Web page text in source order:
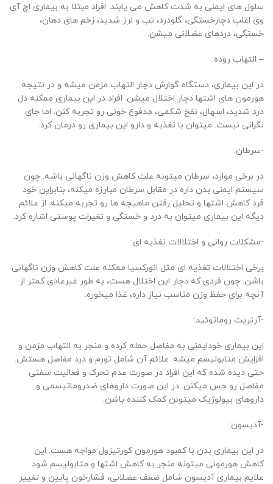
سلول ‌های ایمنی به شدت کاهش می یابند. افراد مبتلا به بیماری اچ آی
وی اغلب دچارخستگی، گلودرد، تب و لرز شدید، زخم ‌های دهان،
خستگی، دردهای عضلانی میشن.
– التهاب روده:
در این بیماری، دستگاه گوارش دچار التهاب مزمن میشه و در نتیجه
هورمون ‌های اشتها دچار اختلال میشن. افراد در این بیماری ممکنه دل
درد شدید، اسهال، نفخ شکمی، مدفوع خونی رو تجربه کنن. اما جای
نگرانی نیست. میتوان با تغذیه و دارو این بیماری رو درمان کرد.
-سرطان:
در برخی موارد، سرطان میتونه علت کاهش وزن ناگهانی باشه. چون
سیستم ایمنی بدن داره در مقابل سرطان مبارزه میکنه، بنابراین خود
فرد کاهش اشتها و تحلیل رفتن ماهیچه ها رو تجربه میکنه. از علائم
دیگه این بیماری میتوان به درد و خستگی و تغیرات پوستی اشاره کرد.
-مشکلات روانی و اختلالات تغذیه ‌ای:
برخی اختلالات تغذیه ‌ای مثل انورکسیا ممکنه علت کاهش وزن ناگهانی
باشن. چون فردی که دچار این اختلال هست، به طور غیرعادی کمتر از
آنچه برای حفظ وزن مناسب نیاز داره، غذا میخوره.
-آرتریت روماتوئید:
این بیماری خودایمنی به مفاصل حمله کرده و منجر به التهاب مزمن و
افزایش متابولیسم میشه. علائم آن شامل تورم و درد مفاصل هستش.
حتی دیده شده که این افراد در صورت عدم تحرک و فعالیت سفتی
مفاصل رو حس میکنن. در این صورت داروهای ضدروماتیسمی و
داروهای بیولوژیک میتونن کمک کننده باشن.
-آدیسون:
در این بیماری بدن با کمبود هورمون کورتیزول مواجه هست. این
کاهش هورمونی میتونه منجر به کاهش اشتها و متابولیسم شود.
علایم بیماری آدیسون شامل ضعف عضلانی، فشارخون پایین و تغییر